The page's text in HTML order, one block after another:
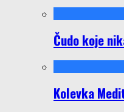
Čudo koje
Kolevka